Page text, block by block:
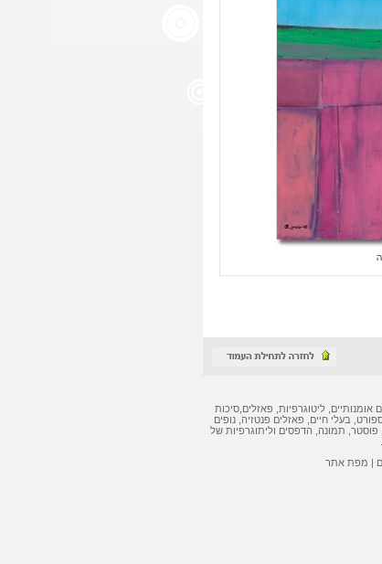
אומנותיים ,ליטוגרפיות פאזלים ,סיכות
בעלי חיים, פאזלים פנטזיה, נופים
פוסטר, תמונה, הדפסים וליתוגרפיות של
| מפת אתר